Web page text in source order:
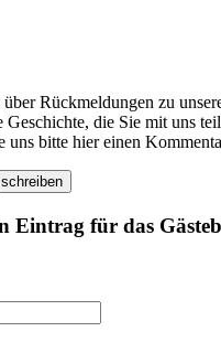
Rückmeldungen zu
Geschichte, die Sie mit uns
uns bitte hier einen
Eintrag für das